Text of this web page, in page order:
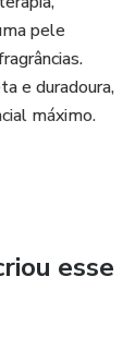
pele
e duradoura,
máximo.
e
a
para o
esse